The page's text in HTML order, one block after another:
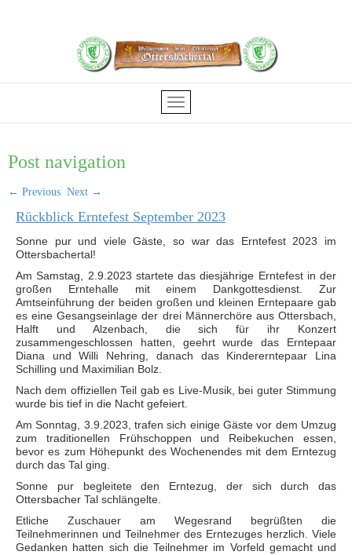
Post navigation
← Previous Next →
Rückblick Erntefest September 2023
Sonne pur und viele Gäste, so war das Erntefest 2023 im
Ottersbachertal!
Am Samstag, 2.9.2023 startete das diesjährige Erntefest in der
großen Erntehalle mit einem Dankgottesdienst. Zur
Amtseinführung der beiden großen und kleinen Erntepaare gab
es eine Gesangseinlage der drei Männerchöre aus Ottersbach,
Halft und Alzenbach, die sich für ihr Konzert
zusammengeschlossen hatten, geehrt wurde das Erntepaar
Diana und Willi Nehring, danach das Kindererntepaar Lina
Schilling und Maximilian Bolz.
Nach dem offiziellen Teil gab es Live-Musik, bei guter Stimmung
wurde bis tief in die Nacht gefeiert.
Am Sonntag, 3.9.2023, trafen sich einige Gäste vor dem Umzug
zum traditionellen Frühschoppen und Reibekuchen essen,
bevor es zum Höhepunkt des Wochenendes mit dem Erntezug
durch das Tal ging.
Sonne pur begleitete den Erntezug, der sich durch das
Ottersbacher Tal schlängelte.
Etliche Zuschauer am Wegesrand begrüßten die
Teilnehmerinnen und Teilnehmer des Erntezuges herzlich. Viele
Gedanken hatten sich die Teilnehmer im Vorfeld gemacht und